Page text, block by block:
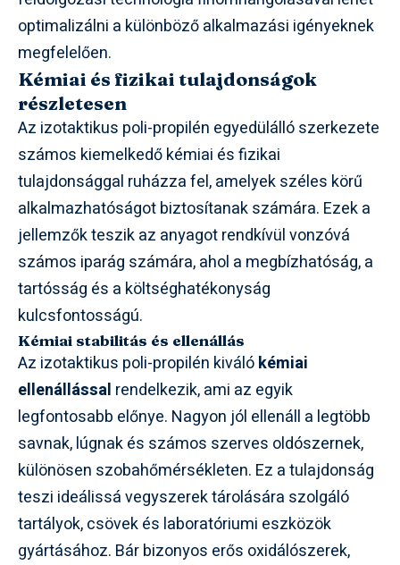
optimalizálni a különböző alkalmazási igényeknek
megfelelően.
Kémiai és fizikai tulajdonságok
részletesen
Az izotaktikus poli-propilén egyedülálló szerkezete
számos kiemelkedő kémiai és fizikai
tulajdonsággal ruházza fel, amelyek széles körű
alkalmazhatóságot biztosítanak számára. Ezek a
jellemzők teszik az anyagot rendkívül vonzóvá
számos iparág számára, ahol a megbízhatóság, a
tartósság és a költséghatékonyság
kulcsfontosságú.
Kémiai stabilitás és ellenállás
Az izotaktikus poli-propilén kiválókémiai
ellenállással rendelkezik, ami az egyik
legfontosabb előnye. Nagyon jól ellenáll a legtöbb
savnak, lúgnak és számos szerves oldószernek,
különösen szobahőmérsékleten. Ez a tulajdonság
teszi ideálissá vegyszerek tárolására szolgáló
tartályok, csövek és laboratóriumi eszközök
gyártásához. Bár bizonyos erős oxidálószerek,